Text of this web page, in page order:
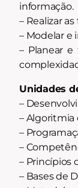
informação.
– Realizar
– Modelar e
– Planear
Unidades
–
– Algoritmia
–
–
– Princípios
– Bases de